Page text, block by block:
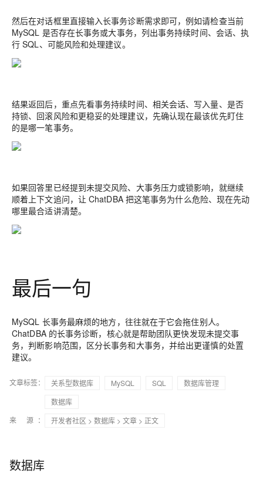
然后在对话框里直接输入长事务诊断需求即可，例如请检查当前
MySQL 是否存在长事务或大事务，列出事务持续时间、会话、执
行 SQL、可能风险和处理建议。
结果返回后，重点先看事务持续时间、相关会话、写入量、是否
持锁、回滚风险和更稳妥的处理建议，先确认现在最该优先盯住
的是哪一笔事务。
如果回答里已经提到未提交风险、大事务压力或锁影响，就继续
顺着上下文追问，让 ChatDBA 把这笔事务为什么危险、现在先动
哪里最合适讲清楚。
最后一句
MySQL 长事务最麻烦的地方，往往就在于它会拖住别人。
ChatDBA 的长事务诊断，核心就是帮助团队更快发现未提交事
务，判断影响范围，区分长事务和大事务，并给出更谨慎的处置
建议。
文章标签： 关系型数据库 MySQL SQL
数据库管理
数据库
来 源：
开发者社区 > 数据库 > 文章 > 正文
数据库